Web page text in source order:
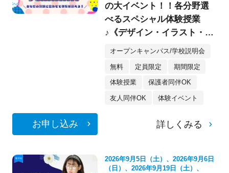
の大イベント！！各分野選
べるスペシャル体験授業
♪《デザイン・イラスト・映
像・スケボー・フォト》
オープンキャンパス/学校説明会
無料 定員限定 期間限定
体験授業 保護者同伴OK
友人同伴OK 体験イベント
お申し込み 詳しくみる
2026年9月5日（土）、2026年9月6日
（日）、2026年9月19日（土）、